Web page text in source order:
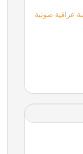
عراقية صوتية